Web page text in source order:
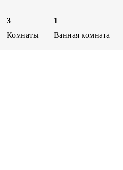
3
Комнаты
1
Ванная комната